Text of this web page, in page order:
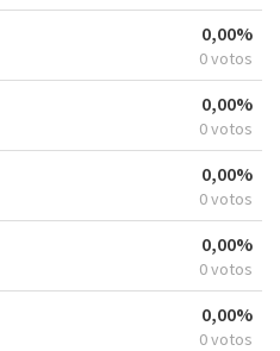
0,00%
0 votos
0,00%
0 votos
0,00%
0 votos
0,00%
0 votos
0,00%
0 votos